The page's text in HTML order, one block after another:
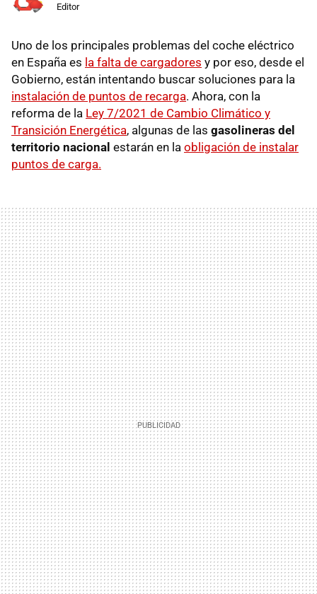
Editor
Uno de los principales problemas del coche eléctrico
en España es la falta de cargadores y por eso, desde el
Gobierno, están intentando buscar soluciones para la
instalación de puntos de recarga. Ahora, con la
reforma de la Ley 7/2021 de Cambio Climático y
Transición Energética, algunas de las gasolineras del
territorio nacional estarán en la obligación de instalar
puntos de carga.